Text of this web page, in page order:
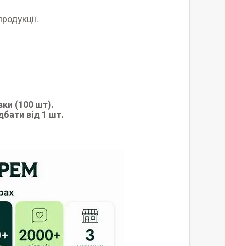
(100 шт).
від 1 шт.